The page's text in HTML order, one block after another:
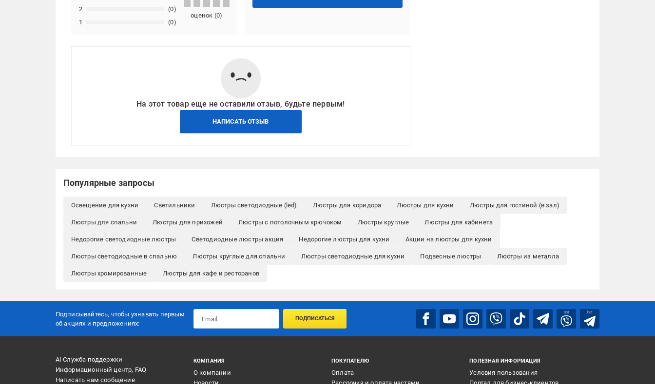
1 (0)
2 (0)
оценок (0)
На этот товар еще не оставили отзыв, будьте первым!
НАПИСАТЬ ОТЗЫВ
Популярные запросы
Освещение для кухни Светильники Люстры светодиодные (led) Люстры для коридора Люстры для кухни Люстры для гостиной (в зал)
Люстры для спальни Люстры для прихожей Люстры с потолочным крючоком Люстры круглые Люстры для кабинета
Недорогие светодиодные люстры Светодиодные люстры акция Недорогие люстры для кухни Акции на люстры для кухни
Люстры светодиодные в спальню Люстры круглые для спальни Люстры светодиодные для кухни Подвесные люстры Люстры из металла
Люстры хромированные Люстры для кафе и ресторанов
Подписывайтесь, чтобы узнавать первым
об акцияx и предложениях:
ПОДПИСАТЬСЯ
bot bot
AI Служба поддержки
Информационный центр, FAQ
Написать нам сообщение
КОМПАНИЯ
О компании
ПОКУПАТЕЛЮ
Оплата
ПОЛЕЗНАЯ ИНФОРМАЦИЯ
Условия пользования